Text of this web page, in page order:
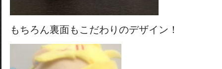
もちろん裏面もこだわりのデザイン！